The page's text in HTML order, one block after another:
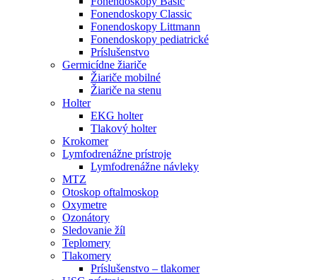
Fonendoskopy Classic
Fonendoskopy Littmann
Fonendoskopy pediatrické
Príslušenstvo
Germicídne žiariče
Žiariče mobilné
Žiariče na stenu
Holter
EKG holter
Tlakový holter
Krokomer
Lymfodrenážne prístroje
Lymfodrenážne návleky
MTZ
Otoskop oftalmoskop
Oxymetre
Ozonátory
Sledovanie žíl
Teplomery
Tlakomery
Príslušenstvo – tlakomer